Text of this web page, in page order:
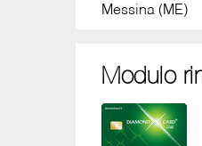
Messina (ME)
Modulo